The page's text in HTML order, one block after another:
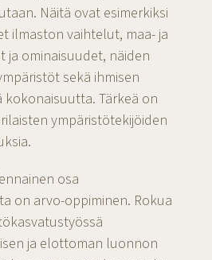
Näitä ovat esimerkiksi
ilmaston vaihtelut, maa- ja
ja ominaisuudet, näiden
sekä ihmisen
Tärkeä on
ympäristötekijöiden
osa
on arvo-oppiminen. Rokua
ja elottoman luonnon